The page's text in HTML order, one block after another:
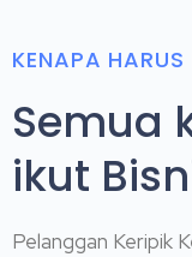
KENAPA
Semua
ikut
Pelanggan Keripik